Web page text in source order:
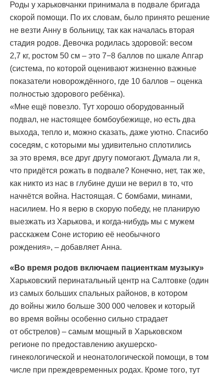
Роды у харьковчанки принимала в подвале бригада
скорой помощи. По их словам, было принято решение
не везти Анну в больницу, так как началась вторая
стадия родов. Девочка родилась здоровой: весом
2,7 кг, ростом 50 см – это 7−8 баллов по шкале Апгар
(система, по которой оценивают жизненно важные
показатели новорождённого, где 10 баллов – оценка
полностью здорового ребёнка).
«Мне ещё повезло. Тут хорошо оборудованный
подвал, не настоящее бомбоубежище, но есть два
выхода, тепло и, можно сказать, даже уютно. Спасибо
соседям, с которыми мы удивительно сплотились
за это время, все друг другу помогают. Думала ли я,
что придётся рожать в подвале? Конечно, нет, так же,
как никто из нас в глубине души не верил в то, что
начнётся война. Настоящая. С бомбами, минами,
насилием. Но я верю в скорую победу, не планирую
выезжать из Харькова, и когда-нибудь мы с мужем
расскажем Соне историю её необычного
рождения», – добавляет Анна.
«Во время родов включаем пациенткам музыку»
Харьковский перинатальный центр на Салтовке (один
из самых больших спальных районов, в котором
до войны жило больше 300 000 человек и который
во время войны особенно сильно страдает
от обстрелов) – самым мощный в Харьковском
регионе по предоставлению акушерско-
гинекологической и неонатологической помощи, в том
числе при преждевременных родах. Кроме того, тут